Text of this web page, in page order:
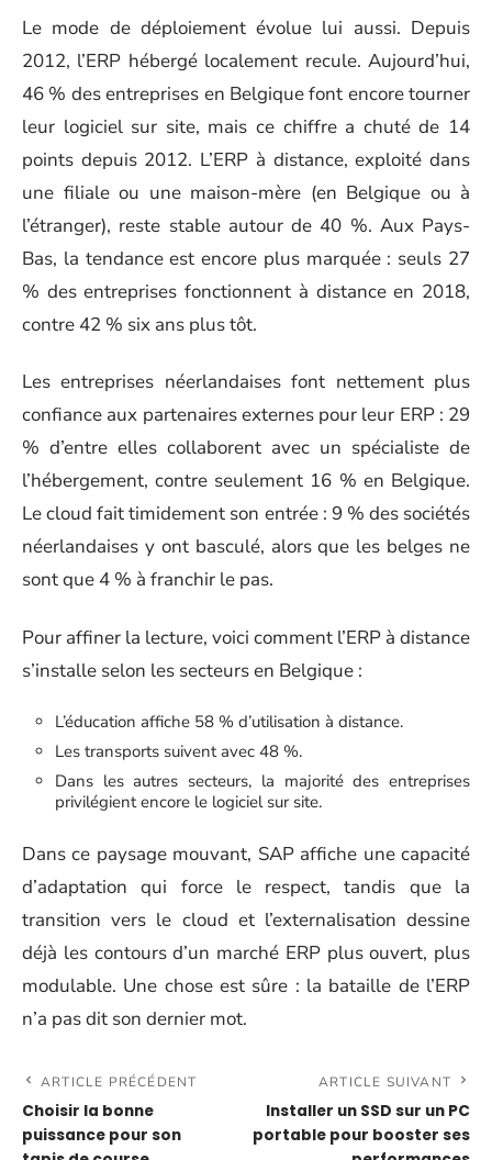
Le mode de déploiement évolue lui aussi. Depuis
2012, l’ERP hébergé localement recule. Aujourd’hui,
46 % des entreprises en Belgique font encore tourner
leur logiciel sur site, mais ce chiffre a chuté de 14
points depuis 2012. L’ERP à distance, exploité dans
une filiale ou une maison-mère (en Belgique ou à
l’étranger), reste stable autour de 40 %. Aux Pays-
Bas, la tendance est encore plus marquée : seuls 27
% des entreprises fonctionnent à distance en 2018,
contre 42 % six ans plus tôt.
Les entreprises néerlandaises font nettement plus
confiance aux partenaires externes pour leur ERP : 29
% d’entre elles collaborent avec un spécialiste de
l’hébergement, contre seulement 16 % en Belgique.
Le cloud fait timidement son entrée : 9 % des sociétés
néerlandaises y ont basculé, alors que les belges ne
sont que 4 % à franchir le pas.
Pour affiner la lecture, voici comment l’ERP à distance
s’installe selon les secteurs en Belgique :
L’éducation affiche 58 % d’utilisation à distance.
Les transports suivent avec 48 %.
Dans les autres secteurs, la majorité des entreprises
privilégient encore le logiciel sur site.
Dans ce paysage mouvant, SAP affiche une capacité
d’adaptation qui force le respect, tandis que la
transition vers le cloud et l’externalisation dessine
déjà les contours d’un marché ERP plus ouvert, plus
modulable. Une chose est sûre : la bataille de l’ERP
n’a pas dit son dernier mot.
ARTICLE PRÉCÉDENT
Choisir la bonne
puissance pour son
ARTICLE SUIVANT
Installer un SSD sur un PC
portable pour booster ses